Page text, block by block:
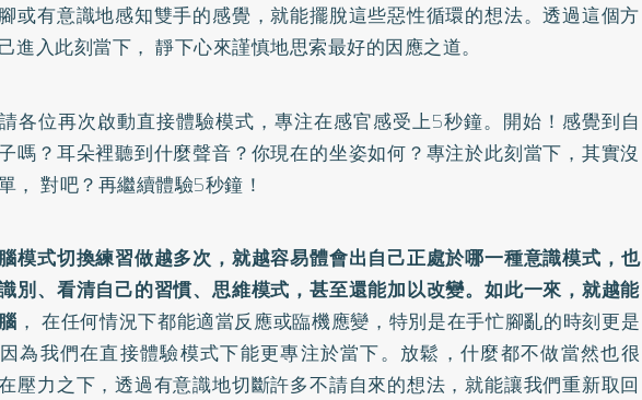
或有意識地感知雙手的感覺，就能擺脫這些惡性循環的想法。透過這個方
進入此刻當下， 靜下心來謹慎地思索最好的因應之道。
各位再次啟動直接體驗模式，專注在感官感受上5秒鐘。開始！感覺到自
嗎？耳朵裡聽到什麼聲音？你現在的坐姿如何？專注於此刻當下，其實沒
， 對吧？再繼續體驗5秒鐘！
模式切換練習做越多次，就越容易體會出自己正處於哪一種意識模式，也
別、看清自己的習慣、思維模式，甚至還能加以改變。如此一來，就越能
， 在任何情況下都能適當反應或臨機應變，特別是在手忙腳亂的時刻更是
為我們在直接體驗模式下能更專注於當下。放鬆，什麼都不做當然也很
壓力之下，透過有意識地切斷許多不請自來的想法，就能讓我們重新取回